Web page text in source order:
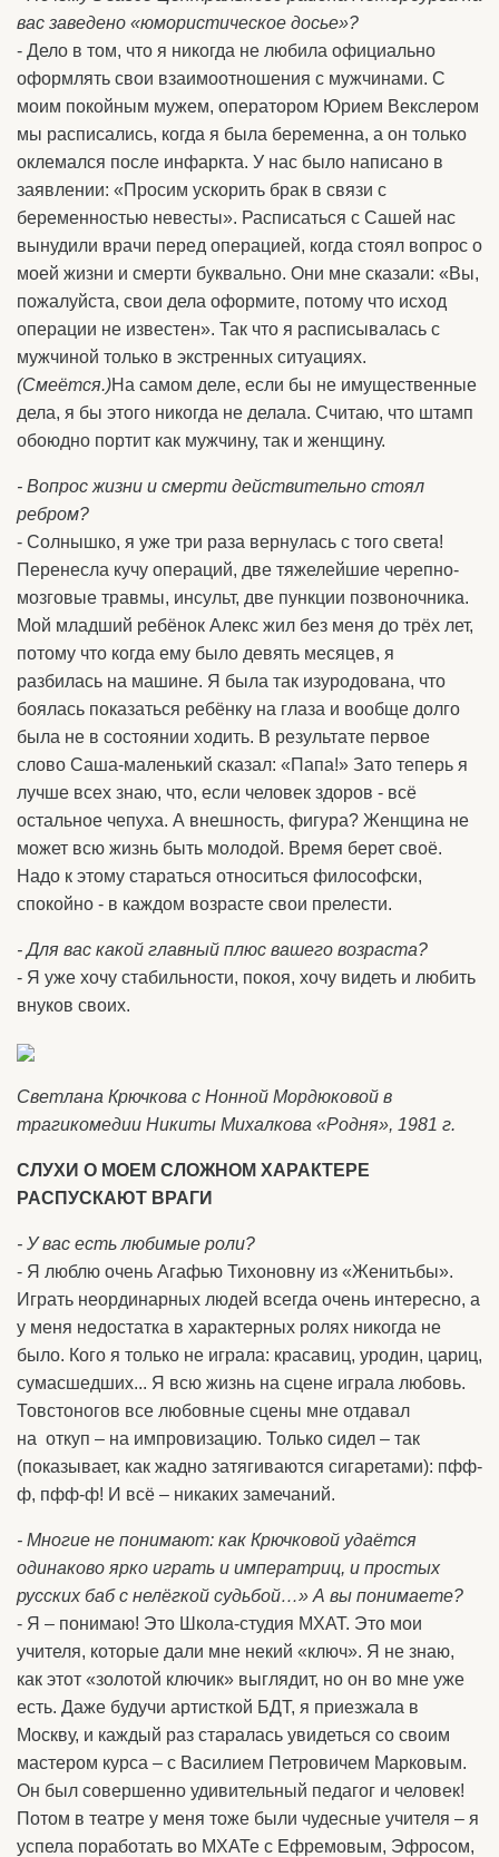
вас заведено «юмористическое досье»?
- Дело в том, что я никогда не любила официально
оформлять свои взаимоотношения с мужчинами. С
моим покойным мужем, оператором Юрием Векслером
мы расписались, когда я была беременна, а он только
оклемался после инфаркта. У нас было написано в
заявлении: «Просим ускорить брак в связи с
беременностью невесты». Расписаться с Сашей нас
вынудили врачи перед операцией, когда стоял вопрос о
моей жизни и смерти буквально. Они мне сказали: «Вы,
пожалуйста, свои дела оформите, потому что исход
операции не известен». Так что я расписывалась с
мужчиной только в экстренных ситуациях.
(Смеётся.)На самом деле, если бы не имущественные
дела, я бы этого никогда не делала. Считаю, что штамп
обоюдно портит как мужчину, так и женщину.
- Вопрос жизни и смерти действительно стоял
ребром?
- Солнышко, я уже три раза вернулась с того света!
Перенесла кучу операций, две тяжелейшие черепно-
мозговые травмы, инсульт, две пункции позвоночника.
Мой младший ребёнок Алекс жил без меня до трёх лет,
потому что когда ему было девять месяцев, я
разбилась на машине. Я была так изуродована, что
боялась показаться ребёнку на глаза и вообще долго
была не в состоянии ходить. В результате первое
слово Саша-маленький сказал: «Папа!» Зато теперь я
лучше всех знаю, что, если человек здоров - всё
остальное чепуха. А внешность, фигура? Женщина не
может всю жизнь быть молодой. Время берет своё.
Надо к этому стараться относиться философски,
спокойно - в каждом возрасте свои прелести.
- Для вас какой главный плюс вашего возраста?
- Я уже хочу стабильности, покоя, хочу видеть и любить
внуков своих.
Светлана Крючкова с Нонной Мордюковой в
трагикомедии Никиты Михалкова «Родня», 1981 г.
СЛУХИ О МОЕМ СЛОЖНОМ ХАРАКТЕРЕ
РАСПУСКАЮТ ВРАГИ
- У вас есть любимые роли?
- Я люблю очень Агафью Тихоновну из «Женитьбы».
Играть неординарных людей всегда очень интересно, а
у меня недостатка в характерных ролях никогда не
было. Кого я только не играла: красавиц, уродин, цариц,
сумасшедших... Я всю жизнь на сцене играла любовь.
Товстоногов все любовные сцены мне отдавал
на откуп – на импровизацию. Только сидел – так
(показывает, как жадно затягиваются сигаретами): пфф-
ф, пфф-ф! И всё – никаких замечаний.
- Многие не понимают: как Крючковой удаётся
одинаково ярко играть и императриц, и простых
русских баб с нелёгкой судьбой…» А вы понимаете?
- Я – понимаю! Это Школа-студия МХАТ. Это мои
учителя, которые дали мне некий «ключ». Я не знаю,
как этот «золотой ключик» выглядит, но он во мне уже
есть. Даже будучи артисткой БДТ, я приезжала в
Москву, и каждый раз старалась увидеться со своим
мастером курса – с Василием Петровичем Марковым.
Он был совершенно удивительный педагог и человек!
Потом в театре у меня тоже были чудесные учителя – я
успела поработать во МХАТе с Ефремовым, Эфросом,